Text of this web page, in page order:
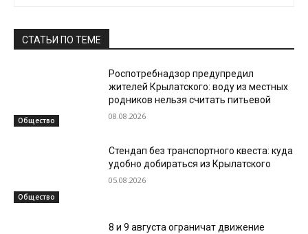
СТАТЬИ ПО ТЕМЕ
Общество
Роспотребнадзор предупредил
жителей Крылатского: воду из местных
родников нельзя считать питьевой
08.08.2026
Общество
Стендап без транспортного квеста: куда
удобно добираться из Крылатского
05.08.2026
8 и 9 августа ограничат движение